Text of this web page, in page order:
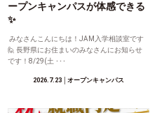
ープンキャンパスが体感できる
✨
みなさんこんにちは！JAM入学相談室です
🙋 長野県にお住まいのみなさんにお知らせ
です！8/29(土 ･･･
2026.7.23 │オープンキャンパス